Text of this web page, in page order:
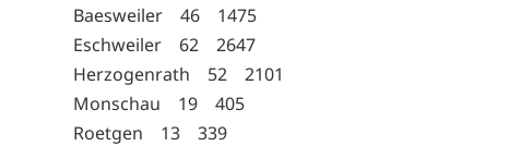
Baesweiler 46 1475
Eschweiler 62 2647
Herzogenrath 52 2101
Monschau 19 405
Roetgen 13 339